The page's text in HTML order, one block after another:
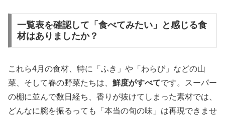
一覧表を確認して「食べてみたい」と感じる食
材はありましたか？
これら4月の食材、特に「ふき」や「わらび」などの山
菜、そして春の野菜たちは、 鮮度がすべてです。スーパー
の棚に並んで数日経ち、香りが抜けてしまった素材では、
どんなに腕を振るっても「本当の旬の味」は再現できませ